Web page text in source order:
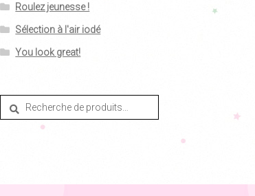
Roulez jeunesse !
Sélection à l'air iodé
You look great!
Recherche
pour :
Recherche